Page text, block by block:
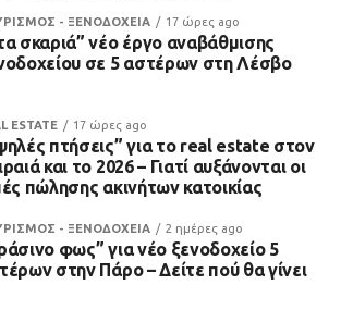
- ΞΕΝΟΔΟΧΕΙΑ 17 ώρες ago
σκαριά” νέο έργο αναβάθμισης
σε 5 αστέρων στη Λέσβο
ESTATE 17 ώρες ago
πτήσεις” για το real estate στον
και το 2026 – Γιατί αυξάνονται οι
πώλησης ακινήτων κατοικίας
- ΞΕΝΟΔΟΧΕΙΑ 2 ημέρες ago
φως” για νέο ξενοδοχείο 5
στην Πάρο – Δείτε πού θα γίνει